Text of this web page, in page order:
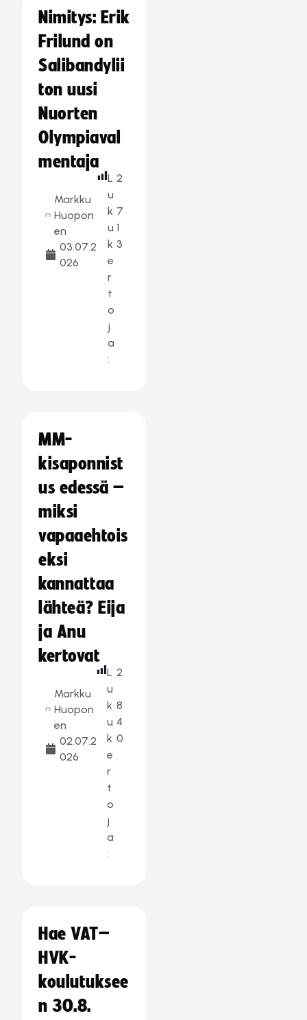
Nimitys: Erik
Frilund on
Salibandylii
ton uusi
Nuorten
Olympiaval
mentaja
Markku
Huopon
en
03.07.2
026
L
u
k
u
k
e
r
t
o
j
a
:
2
7
1
3
MM-
kisaponnist
us edessä –
miksi
vapaaehtois
eksi
kannattaa
lähteä? Eija
ja Anu
kertovat
Markku
Huopon
en
02.07.2
026
L
u
k
u
k
e
r
t
o
j
a
:
2
8
4
0
Hae VAT–
HVK-
koulutuksee
n 30.8.